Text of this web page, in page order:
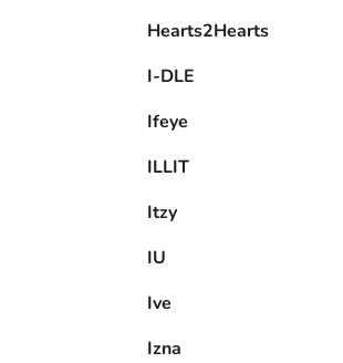
Hearts2Hearts
I-DLE
Ifeye
ILLIT
Itzy
IU
Ive
Izna